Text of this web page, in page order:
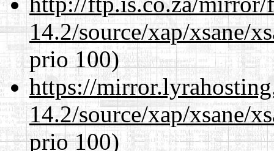
14.2/source/xap/xsane/
prio 100)
https://
14.2/source/xap/xsane/
prio 100)